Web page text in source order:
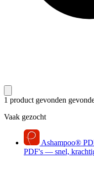
1 product gevonden
Vaak gezocht
Ashampoo®
PDF's — snel,